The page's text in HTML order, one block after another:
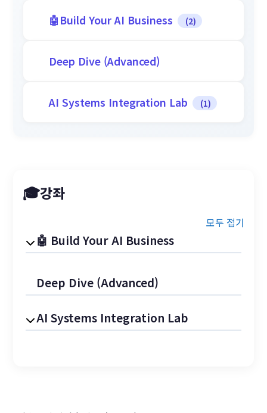
Build Your AI Business (2)
Deep Dive (Advanced)
AI Systems Integration Lab (1)
강좌
모두 접기
Build Your AI Business
Deep Dive (Advanced)
AI Systems Integration Lab